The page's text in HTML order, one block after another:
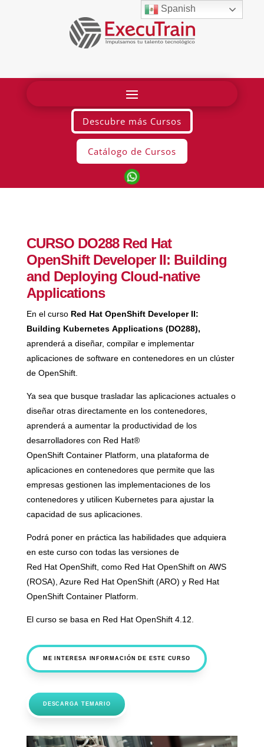
Descubre más Cursos
Catálogo de Cursos
CURSO DO288 Red Hat
OpenShift Developer II: Building
and Deploying Cloud-native
Applications
En el curso Red Hat OpenShift Developer II:
Building Kubernetes Applications (DO288),
aprenderá a diseñar, compilar e implementar
aplicaciones de software en contenedores en un clúster
de OpenShift.
Ya sea que busque trasladar las aplicaciones actuales o
diseñar otras directamente en los contenedores,
aprenderá a aumentar la productividad de los
desarrolladores con Red Hat®
OpenShift Container Platform, una plataforma de
aplicaciones en contenedores que permite que las
empresas gestionen las implementaciones de los
contenedores y utilicen Kubernetes para ajustar la
capacidad de sus aplicaciones.
Podrá poner en práctica las habilidades que adquiera
en este curso con todas las versiones de
Red Hat OpenShift, como Red Hat OpenShift on AWS
(ROSA), Azure Red Hat OpenShift (ARO) y Red Hat
OpenShift Container Platform.
El curso se basa en Red Hat OpenShift 4.12.
ME INTERESA INFORMACIÓN DE ESTE CURSO
DESCARGA TEMARIO
Spanish